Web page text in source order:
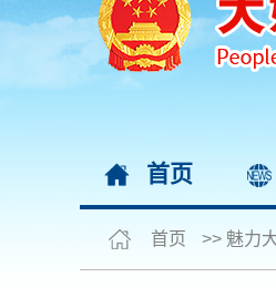
首页
首页 >> 魅力